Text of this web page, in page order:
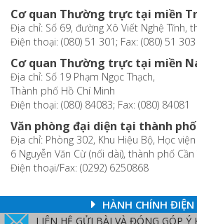
Cơ quan Thường trực tại miền
Địa chỉ: Số 69, đường Xô Viết Nghệ Tĩnh,
Điện thoại: (080) 51 301; Fax: (080) 51 303
Cơ quan Thường trực tại miền
Địa chỉ: Số 19 Phạm Ngọc Thạch,
Thành phố Hồ Chí Minh
Điện thoại: (080) 84083; Fax: (080) 84081
Văn phòng đại diện tại thành
Địa chỉ: Phòng 302, Khu Hiệu Bộ, Học
6 Nguyễn Văn Cừ (nối dài), thành phố Cần
Điện thoại/Fax: (0292) 6250868
HÀNH CHÍNH
LIÊN HỆ GỬI BÀI VÀ ĐÓNG GÓP Ý